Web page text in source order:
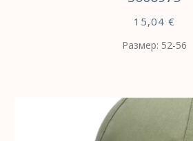
15,04 €
Размер: 52-56